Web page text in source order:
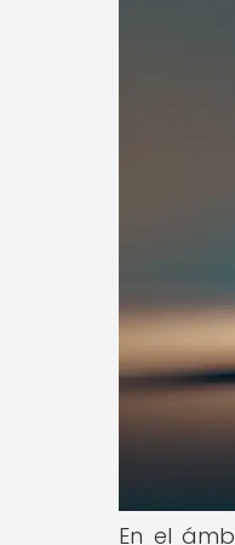
En el